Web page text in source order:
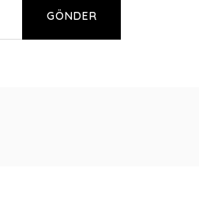
GÖNDER